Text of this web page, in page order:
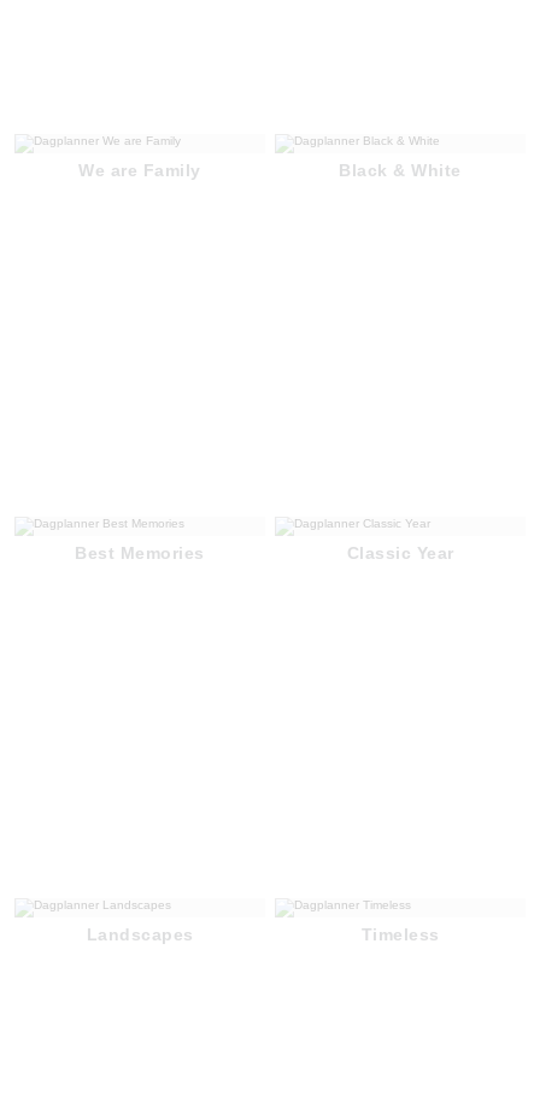
We are Family Black & White
Best Memories Classic Year
Landscapes Timeless